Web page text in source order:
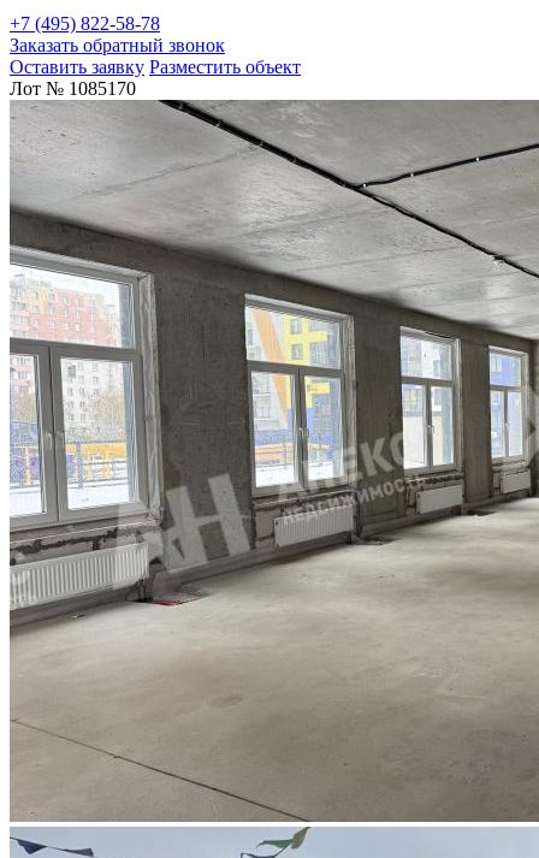
+7 (495) 822-58-78
Заказать обратный звонок
Оставить заявку Разместить объект
Лот № 1085170